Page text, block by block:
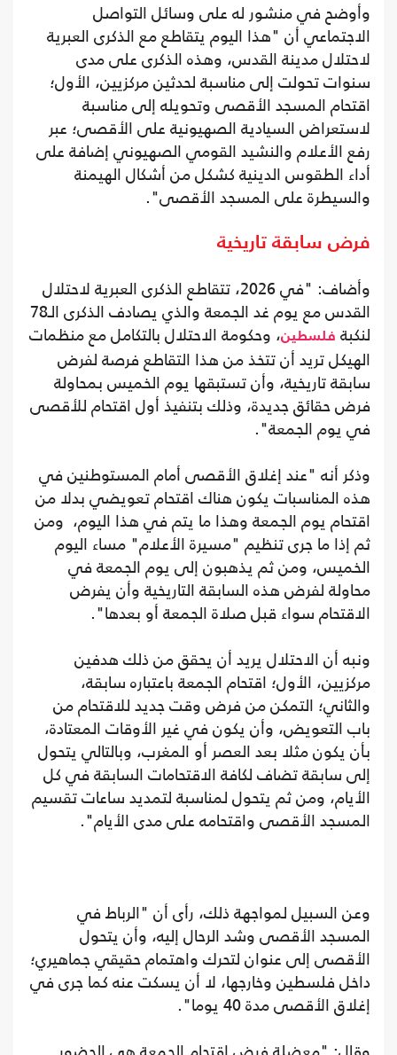
وأوضح في منشور له على وسائل التواصل
الاجتماعي أن "هذا اليوم يتقاطع مع الذكرى العبرية
لاحتلال ‫مدينة القدس، وهذه الذكرى على مدى
سنوات تحولت إلى مناسبة لحدثين مركزيين، الأول؛
اقتحام المسجد الأقصى وتحويله إلى مناسبة
لاستعراض السيادية الصهيونية على الأقصى؛ عبر
رفع الأعلام والنشيد القومي الصهيوني إضافة على
أداء الطقوس الدينية كشكل من أشكال الهيمنة
والسيطرة على المسجد الأقصى".
فرض سابقة تاريخية
القدس مع يوم غد الجمعة والذي يصادف الذكرى الـ78
لنكبة فلسطين، وحكومة الاحتلال بالتكامل مع منظمات
الهيكل تريد أن تتخذ من هذا التقاطع فرصة لفرض
سابقة تاريخية، وأن تستبقها يوم الخميس بمحاولة
فرض حقائق جديدة، وذلك بتنفيذ أول اقتحام للأقصى
في يوم الجمعة".
وذكر أنه "عند إغلاق الأقصى أمام المستوطنين في
هذه المناسبات يكون هناك اقتحام تعويضي بدلا من
اقتحام يوم الجمعة وهذا ما يتم في هذا اليوم، ومن
ثم إذا ما جرى تنظيم "مسيرة الأعلام" مساء اليوم
الخميس، ومن ثم يذهبون إلى يوم الجمعة في
محاولة لفرض هذه السابقة التاريخية وأن يفرض
الاقتحام سواء قبل صلاة الجمعة أو بعدها".
ونبه أن الاحتلال يريد أن يحقق من ذلك هدفين
مركزيين، الأول؛ اقتحام الجمعة باعتباره سابقة،
والثاني؛ التمكن من فرض وقت جديد للاقتحام من
باب التعويض، وأن يكون في غير الأوقات المعتادة،
بأن يكون مثلا بعد العصر أو المغرب، وبالتالي يتحول
إلى سابقة تضاف لكافة الاقتحامات السابقة في كل
الأيام، ومن ثم يتحول لمناسبة لتمديد ساعات تقسيم
المسجد الأقصى واقتحامه على مدى الأيام".
وعن السبيل لمواجهة ذلك، رأى أن "الرباط في
المسجد الأقصى وشد الرحال إليه، وأن يتحول
الأقصى إلى عنوان لتحرك واهتمام حقيقي جماهيري؛
داخل فلسطين وخارجها، لا أن يسكت عنه كما جرى في
إغلاق الأقصى مدة 40 يوما".